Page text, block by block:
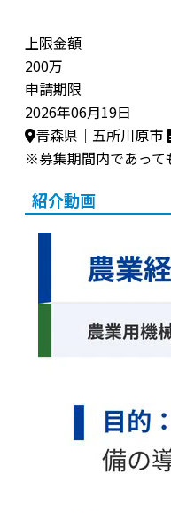
上限金額
200万
申請期限
2026年06月19日
青森県｜五所川原市
※募集期間内であって
紹介動画